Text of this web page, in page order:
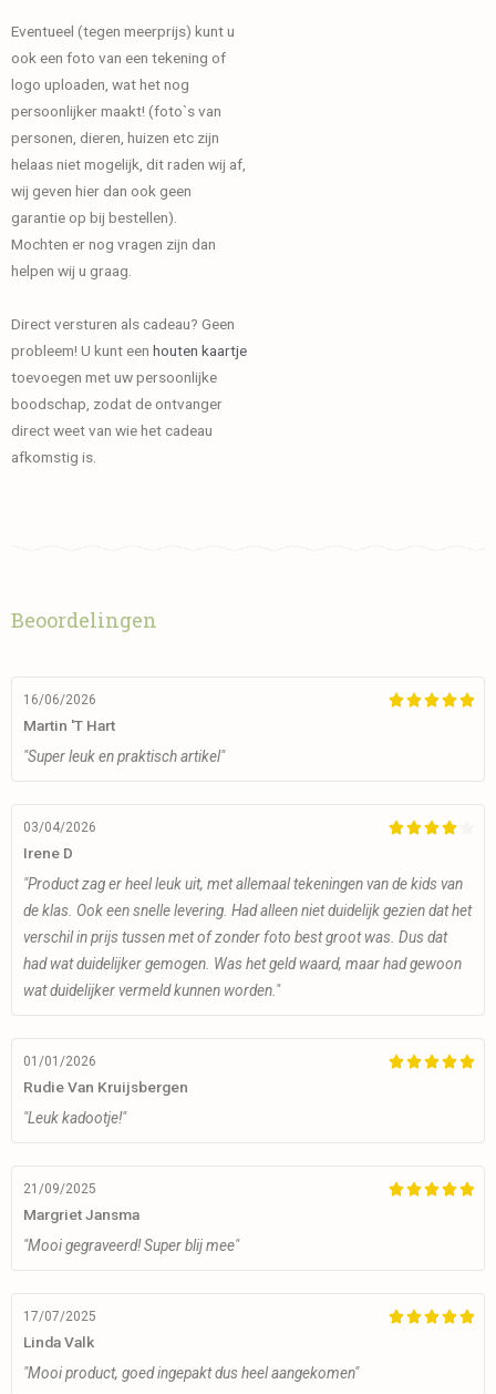
Eventueel (tegen meerprijs) kunt u
ook een foto van een tekening of
logo uploaden, wat het nog
persoonlijker maakt! (foto`s van
personen, dieren, huizen etc zijn
helaas niet mogelijk, dit raden wij af,
wij geven hier dan ook geen
garantie op bij bestellen).
Mochten er nog vragen zijn dan
helpen wij u graag.
Direct versturen als cadeau? Geen
probleem! U kunt een houten kaartje
toevoegen met uw persoonlijke
boodschap, zodat de ontvanger
direct weet van wie het cadeau
afkomstig is.
Beoordelingen

16/06/2026
Martin 't Hart
"Super leuk en praktisch artikel"

03/04/2026
Irene D
"Product zag er heel leuk uit, met allemaal tekeningen van de kids van
de klas. Ook een snelle levering. Had alleen niet duidelijk gezien dat het
verschil in prijs tussen met of zonder foto best groot was. Dus dat
had wat duidelijker gemogen. Was het geld waard, maar had gewoon
wat duidelijker vermeld kunnen worden."

01/01/2026
Rudie Van Kruijsbergen
"Leuk kadootje!"

21/09/2025
Margriet Jansma
"Mooi gegraveerd! Super blij mee"

17/07/2025
Linda Valk
"Mooi product, goed ingepakt dus heel aangekomen"